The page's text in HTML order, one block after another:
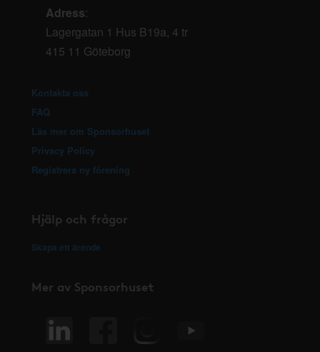
Adress:
Lagergatan 1 Hus B19a, 4 tr
415 11 Göteborg
Kontakta oss
FAQ
Läs mer om Sponsorhuset
Privacy Policy
Registrera ny förening
Hjälp och frågor
Skapa ett ärende
Mer av Sponsorhuset